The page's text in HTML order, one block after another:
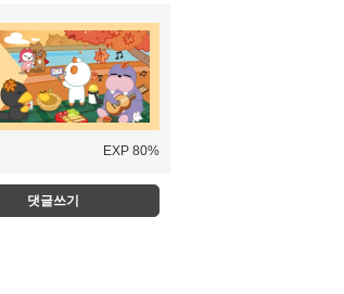
EXP 80%
댓글쓰기